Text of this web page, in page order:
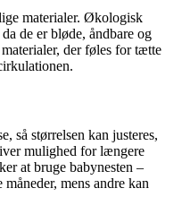
materialer. Økologisk
de er bløde, åndbare og
der føles for tætte
så størrelsen kan justeres,
mulighed for længere
at bruge babynesten –
mens andre kan